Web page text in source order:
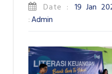
Date : 19 Jan
:Admin